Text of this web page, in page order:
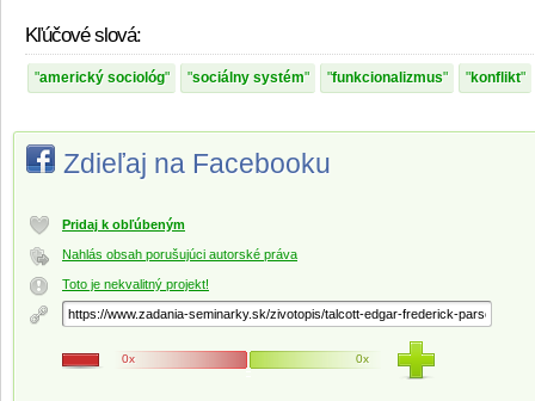
Kľúčové slová:
americký sociológ sociálny systém funkcionalizmus konflikt
Zdieľaj na Facebooku
Pridaj k obľúbeným
Nahlás obsah porušujúci autorské práva
Toto je nekvalitný projekt!
0x 0x